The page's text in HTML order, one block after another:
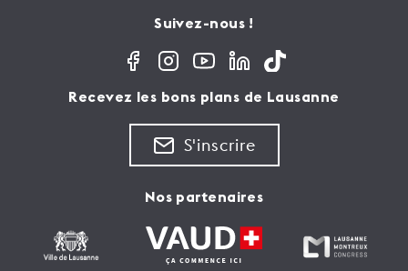
Suivez-nous !
Recevez les bons plans de Lausanne
S'inscrire
Nos partenaires